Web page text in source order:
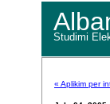
Studimi
« Aplikim per